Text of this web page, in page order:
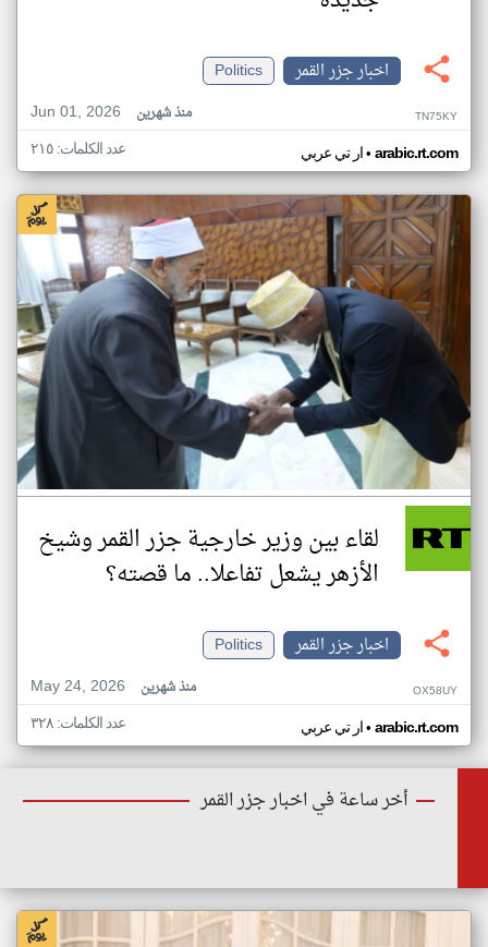
اخبار جزر القمر
Politics
Jun 01, 2026
منذ شهرين TN75KY
ار تي عربي• arabic.rt.com عدد الكلمات: ٢١٥
لقاء بين وزير خارجية جزر القمر وشيخ
الأزهر يشعل تفاعلا.. ما قصته؟
اخبار جزر القمر
Politics
May 24, 2026
منذ شهرين OX58UY
ار تي عربي• arabic.rt.com عدد الكلمات: ٣٢٨
أخر ساعة في اخبار جزر القمر